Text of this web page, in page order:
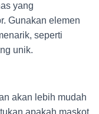
yang
Gunakan elemen
seperti
unik.
akan lebih mudah
apakah maskot